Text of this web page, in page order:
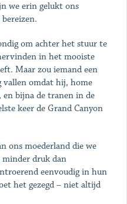
we erin gelukt ons
om achter het stuur te
in het mooiste
Maar zou iemand een
vallen omdat hij, home
en bijna de tranen in de
keer de Grand Canyon
ons moederland die we
minder druk dan
eenvoudig in hun
het gezegd – niet altijd